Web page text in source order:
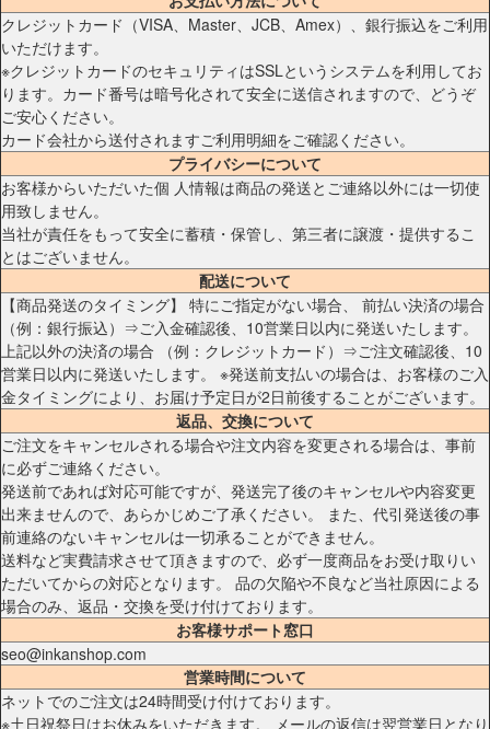
クレジットカード（VISA、Master、JCB、Amex）、銀行振込をご利用
いただけます。
※クレジットカードのセキュリティはSSLというシステムを利用してお
ります。カード番号は暗号化されて安全に送信されますので、どうぞ
ご安心ください。
カード会社から送付されますご利用明細をご確認ください。
プライバシーについて
お客様からいただいた個 人情報は商品の発送とご連絡以外には一切使
用致しません。
当社が責任をもって安全に蓄積・保管し、第三者に譲渡・提供するこ
とはございません。
配送について
【商品発送のタイミング】 特にご指定がない場合、 前払い決済の場合
（例：銀行振込）⇒ご入金確認後、10営業日以内に発送いたします。
上記以外の決済の場合 （例：クレジットカード）⇒ご注文確認後、10
営業日以内に発送いたします。 ※発送前支払いの場合は、お客様のご入
金タイミングにより、お届け予定日が2日前後することがございます。
返品、交換について
ご注文をキャンセルされる場合や注文内容を変更される場合は、事前
に必ずご連絡ください。
発送前であれば対応可能ですが、発送完了後のキャンセルや内容変更
出来ませんので、あらかじめご了承ください。 また、代引発送後の事
前連絡のないキャンセルは一切承ることができません。
送料など実費請求させて頂きますので、必ず一度商品をお受け取りい
ただいてからの対応となります。 品の欠陥や不良など当社原因による
場合のみ、返品・交換を受け付けております。
お客様サポート窓口
seo@inkanshop.com
営業時間について
ネットでのご注文は24時間受け付けております。
※土日祝祭日はお休みをいただきます。 メールの返信は翌営業日となり